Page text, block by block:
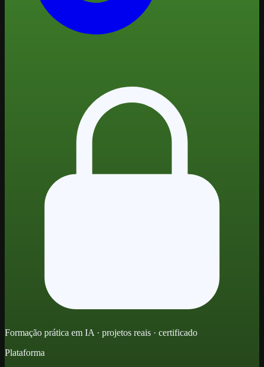
Formação prática em IA · projetos reais · certificado
Plataforma